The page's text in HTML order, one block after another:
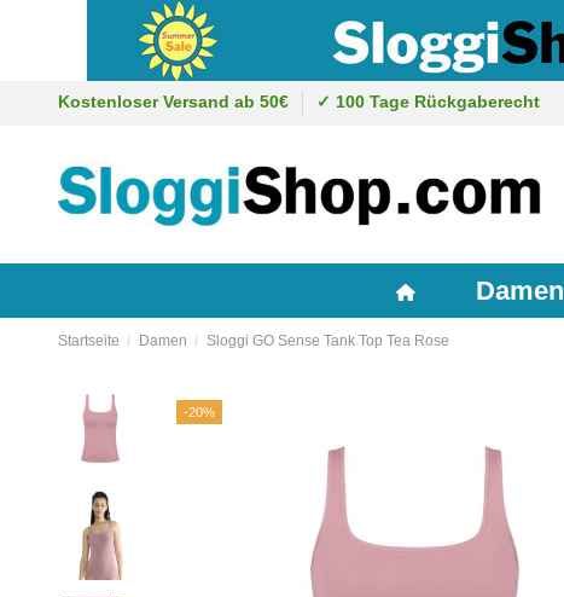
Kostenloser Versand ab 50€ ✓ 100 Tage Rückgaberecht
Damen
Startseite Damen Sloggi GO Sense Tank Top Tea Rose
-20%